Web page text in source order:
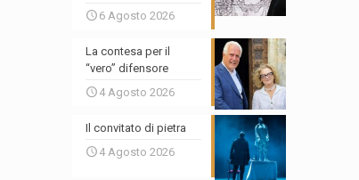
6 Agosto 2026
La contesa per il
“vero” difensore
4 Agosto 2026
Il convitato di pietra
4 Agosto 2026